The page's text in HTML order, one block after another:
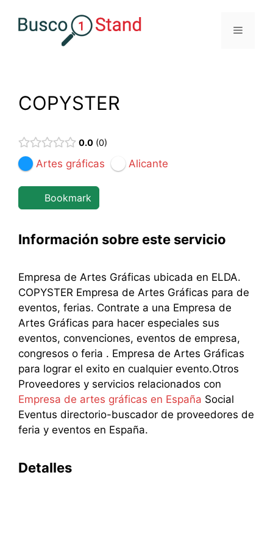
Menú
COPYSTER
0.0 0
Artes gráficas Alicante
Bookmark
Información sobre este servicio
Empresa de Artes Gráficas ubicada en ELDA.
COPYSTER Empresa de Artes Gráficas para de
eventos, ferias. Contrate a una Empresa de
Artes Gráficas para hacer especiales sus
eventos, convenciones, eventos de empresa,
congresos o feria . Empresa de Artes Gráficas
para lograr el exito en cualquier evento.Otros
Proveedores y servicios relacionados con
Empresa de artes gráficas en España Social
Eventus directorio-buscador de proveedores de
feria y eventos en España.
Detalles